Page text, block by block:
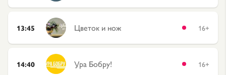
13:45 Цветок и нож 16+
14:40 Ура Бобру! 16+